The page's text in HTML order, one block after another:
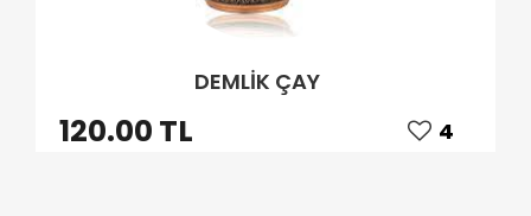
DEMLİK ÇAY
120.00 TL 4